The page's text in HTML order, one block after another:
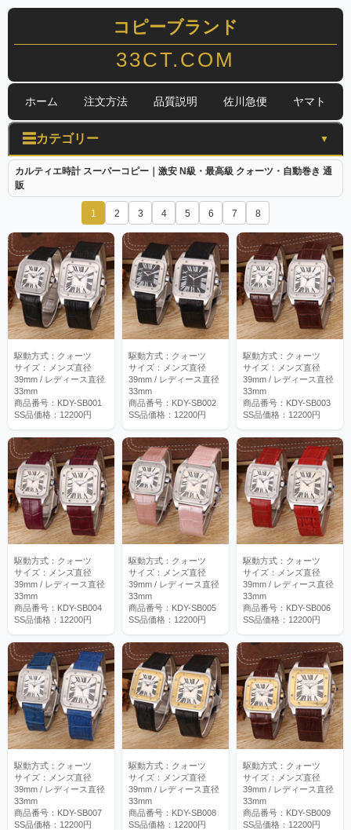
コピーブランド
33CT.COM
ホーム 注文方法 品質説明 佐川急便 ヤマト
☰カテゴリー ▼
カルティエ時計 スーパーコピー｜激安 N級・最高級 クォーツ・自動巻き 通
販
1 2 3 4 5 6 7 8
駆動方式：クォーツ
サイズ：メンズ直径
39mm / レディース直径
33mm
商品番号：KDY-SB001
SS品価格：12200円
駆動方式：クォーツ
サイズ：メンズ直径
39mm / レディース直径
33mm
商品番号：KDY-SB002
SS品価格：12200円
駆動方式：クォーツ
サイズ：メンズ直径
39mm / レディース直径
33mm
商品番号：KDY-SB003
SS品価格：12200円
駆動方式：クォーツ
サイズ：メンズ直径
39mm / レディース直径
33mm
商品番号：KDY-SB004
SS品価格：12200円
駆動方式：クォーツ
サイズ：メンズ直径
39mm / レディース直径
33mm
商品番号：KDY-SB005
SS品価格：12200円
駆動方式：クォーツ
サイズ：メンズ直径
39mm / レディース直径
33mm
商品番号：KDY-SB006
SS品価格：12200円
駆動方式：クォーツ
サイズ：メンズ直径
39mm / レディース直径
33mm
商品番号：KDY-SB007
SS品価格：12200円
駆動方式：クォーツ
サイズ：メンズ直径
39mm / レディース直径
33mm
商品番号：KDY-SB008
SS品価格：12200円
駆動方式：クォーツ
サイズ：メンズ直径
39mm / レディース直径
33mm
商品番号：KDY-SB009
SS品価格：12200円